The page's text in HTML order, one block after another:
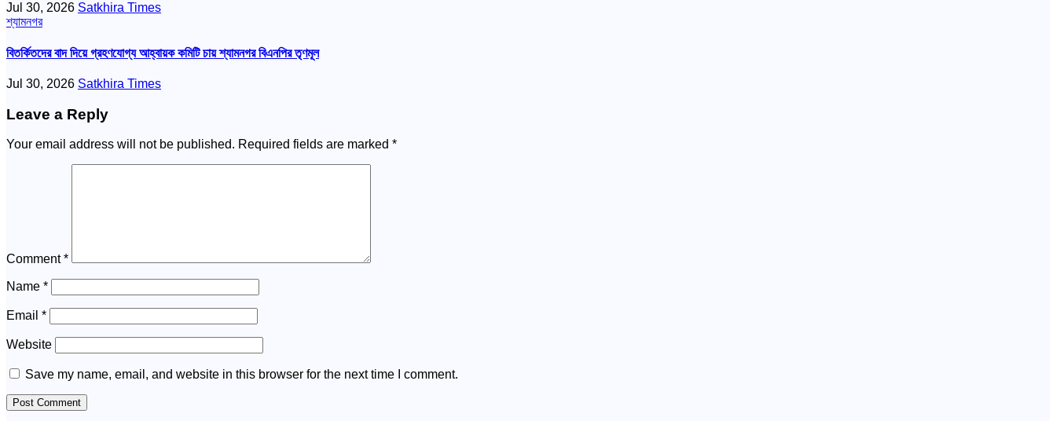
Jul 30, 2026 Satkhira Times
শ্যামনগর
বিতর্কিতদের বাদ দিয়ে গ্রহণযোগ্য আহ্বায়ক কমিটি চায় শ্যামনগর বিএনপির তৃণমূল
Jul 30, 2026 Satkhira Times
Leave a Reply
Your email address will not be published. Required fields are marked *
Comment*
Name *
Email *
Website
Save my name, email, and website in this browser for the next time I comment.